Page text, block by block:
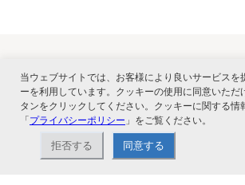
関連サービス
当ウェブサイトでは、お客様により良いサービスを
ーを利用しています。クッキーの使用に同意いただ
タンをクリックしてください。クッキーに関する情
「プライバシーポリシー 」をご覧ください。
拒否する 同意する